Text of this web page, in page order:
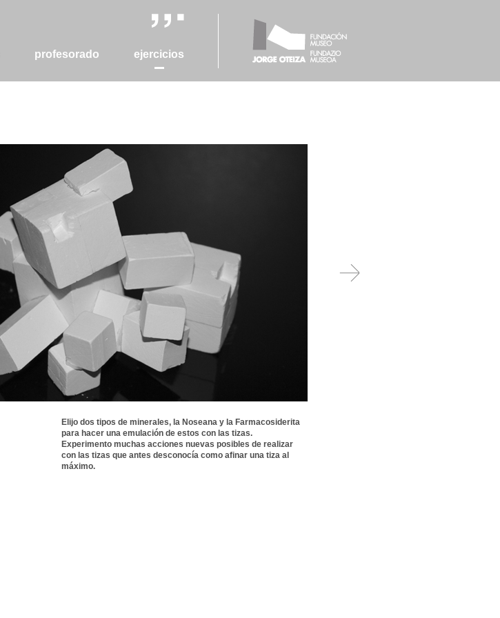
profesorado ejercicios
Elijo dos tipos de minerales, la Noseana y la Farmacosiderita
para hacer una emulación de estos con las tizas.
Experimento muchas acciones nuevas posibles de realizar
con las tizas que antes desconocía como afinar una tiza al
máximo.